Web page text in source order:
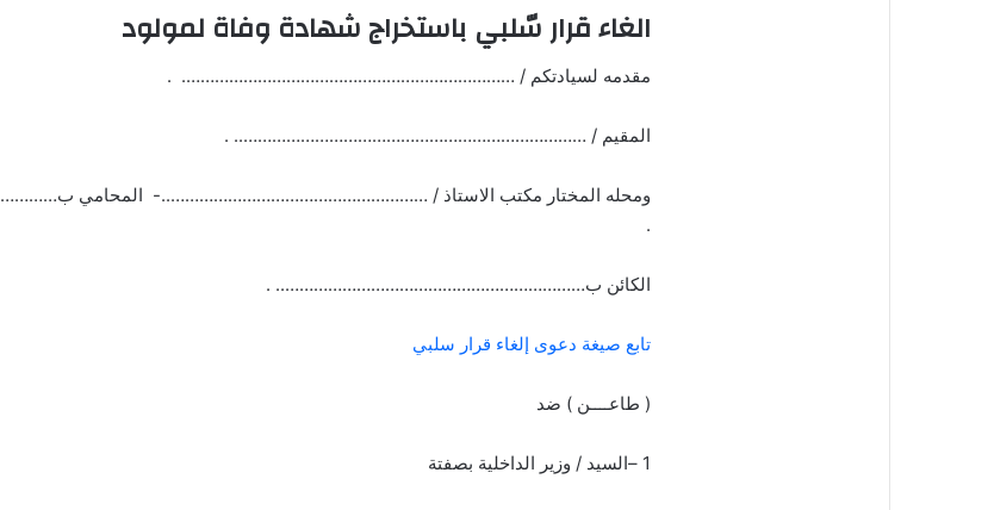
الغاء قرار سّلبي باستخراج شهادة وفاة لمولود
مقدمه لسيادتكم / ……………………………………………………………. .
المقيم / ……………………………………………………………….. .
ومحله المختار مكتب الاستاذ / ………………………………………………..- المحامي ب…………
.
الكائن ب……………………………………………………….. .
تابع صيغة دعوى إلغاء قرار سلبي
( طاعــــن ) ضد
1 –السيد / وزير الداخلية بصفتة